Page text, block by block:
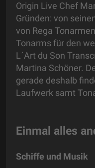
Origin Live Chef
Gründen: von
von Rega
Tonarms für den
L´Art du Son
Martina Schöner.
gerade deshalb
Laufwerk samt
Einmal alles
Schiffe und Musik